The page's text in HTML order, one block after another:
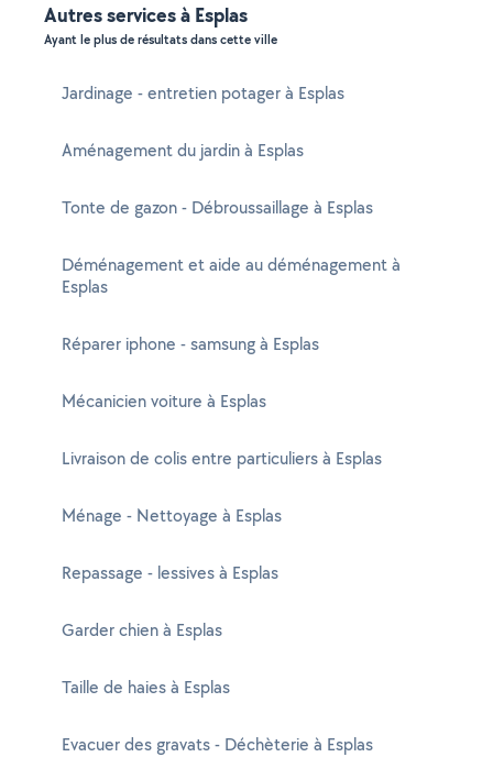
Autres services à Esplas
Ayant le plus de résultats dans cette ville
Jardinage - entretien potager à Esplas
Aménagement du jardin à Esplas
Tonte de gazon - Débroussaillage à Esplas
Déménagement et aide au déménagement à
Esplas
Réparer iphone - samsung à Esplas
Mécanicien voiture à Esplas
Livraison de colis entre particuliers à Esplas
Ménage - Nettoyage à Esplas
Repassage - lessives à Esplas
Garder chien à Esplas
Taille de haies à Esplas
Evacuer des gravats - Déchèterie à Esplas